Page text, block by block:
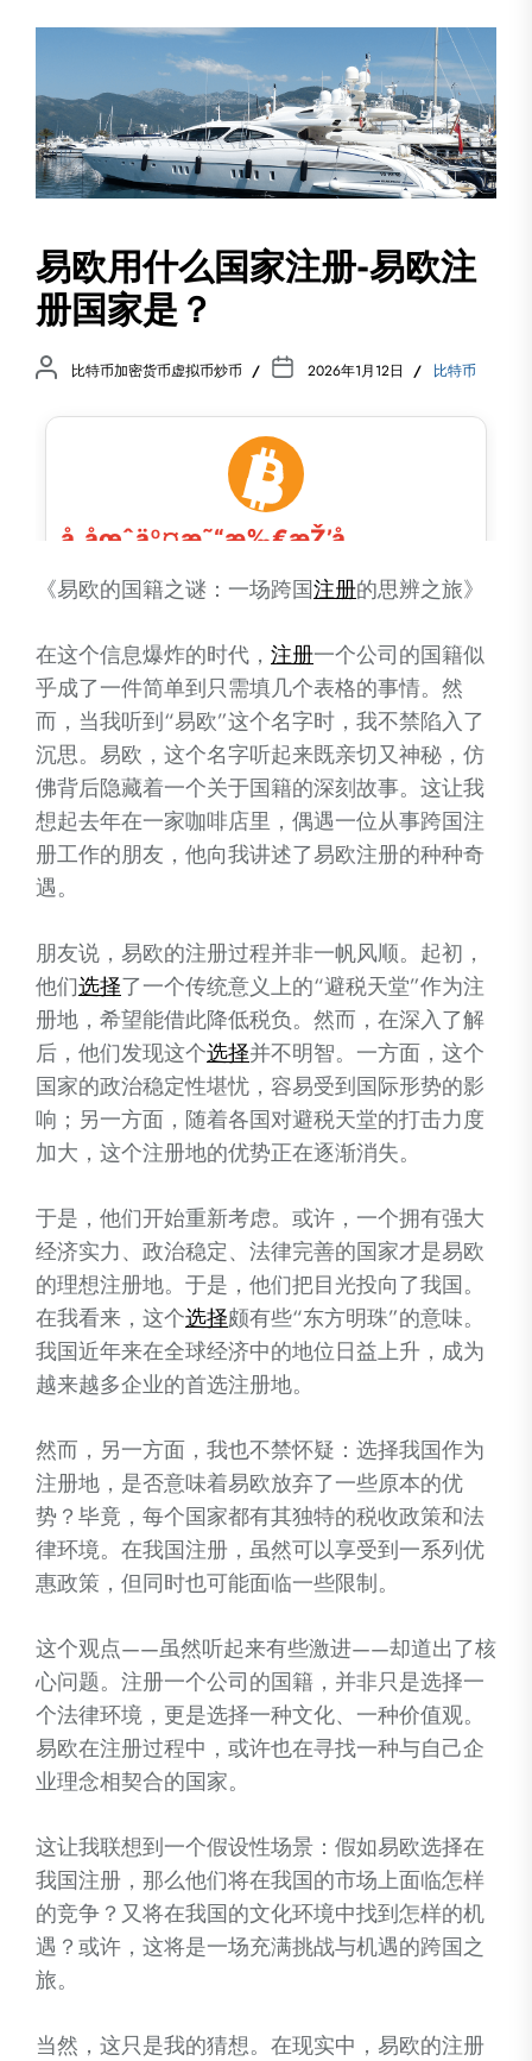
易欧用什么国家注册-易欧注
册国家是？
比特币加密货币虚拟币炒币 2026年1月12日 比特币
《易欧的国籍之谜：一场跨国注册的思辨之旅》
在这个信息爆炸的时代， 注册一个公司的国籍似
乎成了一件简单到只需填几个表格的事情。然
而，当我听到“易欧”这个名字时，我不禁陷入了
沉思。易欧，这个名字听起来既亲切又神秘，仿
佛背后隐藏着一个关于国籍的深刻故事。这让我
想起去年在一家咖啡店里，偶遇一位从事跨国注
册工作的朋友，他向我讲述了易欧注册的种种奇
遇。
朋友说，易欧的注册过程并非一帆风顺。起初，
他们选择了一个传统意义上的“避税天堂”作为注
册地，希望能借此降低税负。然而，在深入了解
后，他们发现这个选择并不明智。一方面，这个
国家的政治稳定性堪忧，容易受到国际形势的影
响；另一方面，随着各国对避税天堂的打击力度
加大，这个注册地的优势正在逐渐消失。
于是，他们开始重新考虑。或许，一个拥有强大
经济实力、政治稳定、法律完善的国家才是易欧
的理想注册地。于是，他们把目光投向了我国。
在我看来，这个选择颇有些“东方明珠”的意味。
我国近年来在全球经济中的地位日益上升，成为
越来越多企业的首选注册地。
然而，另一方面，我也不禁怀疑：选择我国作为
注册地，是否意味着易欧放弃了一些原本的优
势？毕竟，每个国家都有其独特的税收政策和法
律环境。在我国注册，虽然可以享受到一系列优
惠政策，但同时也可能面临一些限制。
这个观点——虽然听起来有些激进——却道出了核
心问题。注册一个公司的国籍，并非只是选择一
个法律环境，更是选择一种文化、一种价值观。
易欧在注册过程中，或许也在寻找一种与自己企
业理念相契合的国家。
这让我联想到一个假设性场景：假如易欧选择在
我国注册，那么他们将在我国的市场上面临怎样
的竞争？又将在我国的文化环境中找到怎样的机
遇？或许，这将是一场充满挑战与机遇的跨国之
旅。
当然，这只是我的猜想。在现实中，易欧的注册